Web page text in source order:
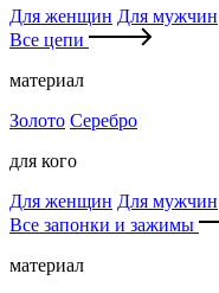
Для женщин Для мужчин
Все цепи
материал
Золото Серебро
для кого
Для женщин Для мужчин
Все запонки и зажимы
материал